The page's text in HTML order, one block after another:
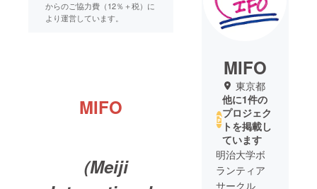
からのご協力費（12％＋税）に
より運営しています。
MIFO
（Meiji
MIFO
東京都
他に1件の
プロジェク
トを掲載し
ています
明治大学ボ
ランティア
サークル